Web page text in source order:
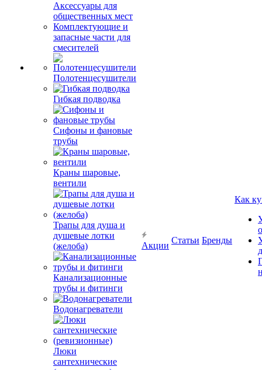
Аксессуары для
общественных мест
Комплектующие и
запасные части для
смесителей
Полотенцесушители
Гибкая подводка
Сифоны и фановые
трубы
Краны шаровые,
вентили
Трапы для душа и
душевые лотки
(желоба)
Канализационные
трубы и фитинги
Водонагреватели
Люки
сантехнические
Акции
Статьи Бренды
Как